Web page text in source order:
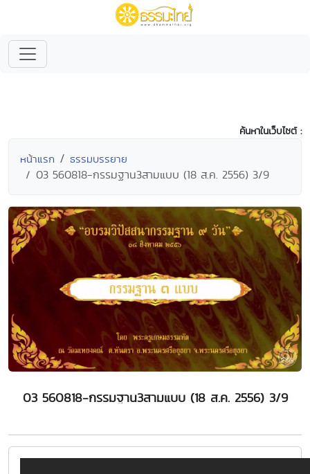
ค้นหาในเว็บไซต์ :
หน้าแรก ธรรมบรรยาย
03 560818-กรรมฐาน3สามแบบ (18 ส.ค. 2556) 3/9
03 560818-กรรมฐาน3สามแบบ (18 ส.ค. 2556) 3/9